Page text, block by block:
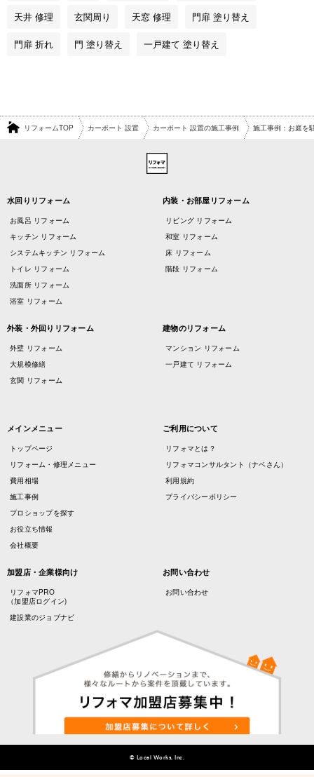
天井 修理 玄関周り 天窓 修理 門扉 塗り替え
門扉 折れ 門 塗り替え 一戸建て 塗り替え
リフォームTOP カーポート 設置 カーポート 設置の施工事例 施工事例：お庭を
水回りリフォーム
お風呂 リフォーム
キッチン リフォーム
システムキッチン リフォーム
トイレ リフォーム
洗面所 リフォーム
浴室 リフォーム
内装・お部屋リフォーム
リビング リフォーム
和室 リフォーム
床 リフォーム
階段 リフォーム
外装・外回りリフォーム
外壁 リフォーム
大規模修繕
玄関 リフォーム
建物のリフォーム
マンション リフォーム
一戸建て リフォーム
メインメニュー
トップページ
リフォーム・修理メニュー
費用相場
施工事例
プロショップを探す
お役立ち情報
会社概要
ご利用について
リフォマとは？
リフォマコンサルタント（ナベさん）
利用規約
プライバシーポリシー
加盟店・企業様向け
リフォマPRO
（加盟店ログイン)
建設業のジョブナビ
お問い合わせ
お問い合わせ
© Local Works, Inc.